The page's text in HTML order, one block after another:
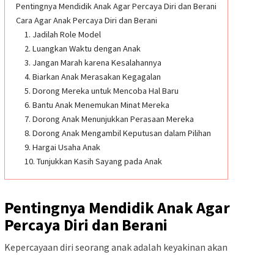
Pentingnya Mendidik Anak Agar Percaya Diri dan Berani
Cara Agar Anak Percaya Diri dan Berani
1. Jadilah Role Model
2. Luangkan Waktu dengan Anak
3. Jangan Marah karena Kesalahannya
4. Biarkan Anak Merasakan Kegagalan
5. Dorong Mereka untuk Mencoba Hal Baru
6. Bantu Anak Menemukan Minat Mereka
7. Dorong Anak Menunjukkan Perasaan Mereka
8. Dorong Anak Mengambil Keputusan dalam Pilihan
9. Hargai Usaha Anak
10. Tunjukkan Kasih Sayang pada Anak
Pentingnya Mendidik Anak Agar
Percaya Diri dan Berani
Kepercayaan diri seorang anak adalah keyakinan akan